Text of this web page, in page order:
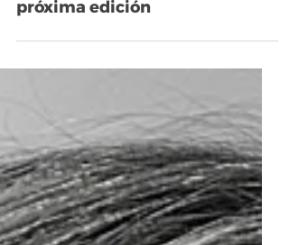
Bienal del Mercosur anuncia
artistas y espacios para su
próxima edición